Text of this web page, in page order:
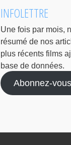
INFOLETTRE
Une fois par mois,
résumé de nos
plus récents films
base de données.
Abonnez-vous